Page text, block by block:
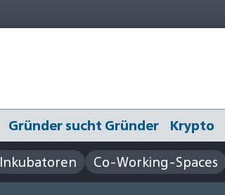
Gründer sucht Gründer Krypto
Inkubatoren Co-Working-Spaces